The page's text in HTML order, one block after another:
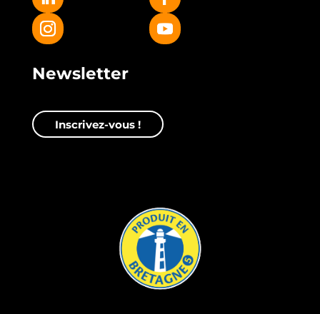
Newsletter
Inscrivez-vous !